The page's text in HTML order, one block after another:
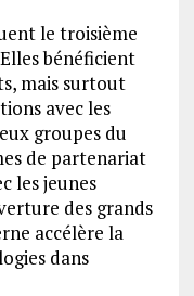
le troisième
bénéficient
mais surtout
avec les
groupes du
de partenariat
les jeunes
des grands
accélère la
dans